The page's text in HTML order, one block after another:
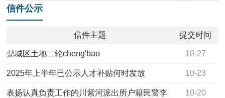
信件公示
信件主题 提交时间
鼎城区土地二轮cheng'bao 10-27
2025年上半年已公示人才补贴何时发放 10-23
表扬认真负责工作的川紫河派出所户籍民警李 10-20